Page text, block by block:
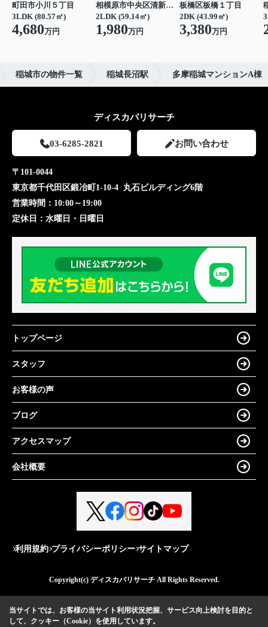
町田市小川５丁目
3LDK (80.57㎡)
4,680万円
相模原市中央区清新２丁目
2LDK (59.14㎡)
1,980万円
板橋区板橋１丁目
2DK (43.99㎡)
3,380万円
稲城市の物件一覧 稲城長沼駅 多摩稲城マンションA棟
ディスカバリサーチ
03-6285-2821 お問い合わせ
〒101-0044
東京都千代田区鍛冶町1-10-4 丸石ビルディング6階
営業時間： 10:00～19:00
定休日： 水曜日・日曜日
トップページ
スタッフ
お客様の声
ブログ
アクセスマップ
会社概要
利用規約 プライバシーポリシー サイトマップ
Copyright(c) ディスカバリサーチ All Rights Reserved.
当サイトでは、お客様の当サイト利用状況把握、サービス向上検討を目的と
して、クッキー（Cookie）を使用しています。